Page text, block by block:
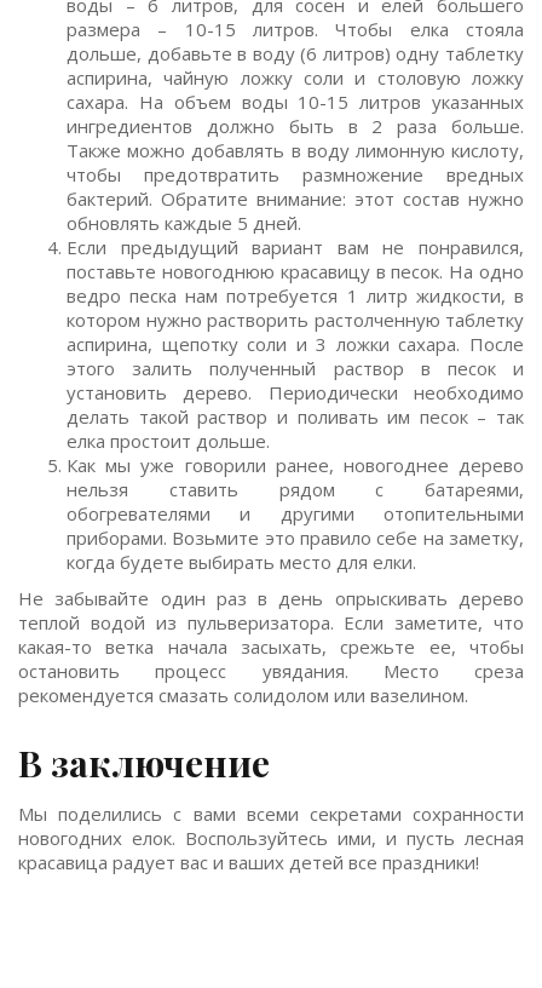
воды – 6 литров, для сосен и елей большего
размера – 10-15 литров. Чтобы елка стояла
дольше, добавьте в воду (6 литров) одну таблетку
аспирина, чайную ложку соли и столовую ложку
сахара. На объем воды 10-15 литров указанных
ингредиентов должно быть в 2 раза больше.
Также можно добавлять в воду лимонную кислоту,
чтобы предотвратить размножение вредных
бактерий. Обратите внимание: этот состав нужно
обновлять каждые 5 дней.
Если предыдущий вариант вам не понравился,
поставьте новогоднюю красавицу в песок. На одно
ведро песка нам потребуется 1 литр жидкости, в
котором нужно растворить растолченную таблетку
аспирина, щепотку соли и 3 ложки сахара. После
этого залить полученный раствор в песок и
установить дерево. Периодически необходимо
делать такой раствор и поливать им песок – так
елка простоит дольше.
Как мы уже говорили ранее, новогоднее дерево
нельзя ставить рядом с батареями,
обогревателями и другими отопительными
приборами. Возьмите это правило себе на заметку,
когда будете выбирать место для елки.
Не забывайте один раз в день опрыскивать дерево
теплой водой из пульверизатора. Если заметите, что
какая-то ветка начала засыхать, срежьте ее, чтобы
остановить процесс увядания. Место среза
рекомендуется смазать солидолом или вазелином.
В заключение
Мы поделились с вами всеми секретами сохранности
новогодних елок. Воспользуйтесь ими, и пусть лесная
красавица радует вас и ваших детей все праздники!